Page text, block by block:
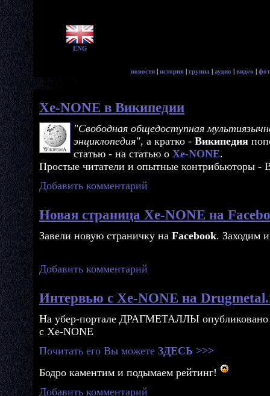
ENG
новости | история | группа | аудио | видео |
Xe-NONE в Википедии
"Свободная общедоступная
энциклопедия", а кратко - Википедия
статью - на статью о Xe-NONE.
Простые читатели и опытные контрибьюторы
Добавить комментарий
Новая страница Xe-NONE на
Завели новую страничку на Facebook. Заходим
Добавить комментарий
Интервью с Xe-NONE на
На убер-портале ДРАГМЕТАЛЛЫ опубликовано
с Xe-NONE
Почитать его Вы можете ЗДЕСЬ >>>
Бодро каментим и подымаем рейтинг!
Добавить комментарий